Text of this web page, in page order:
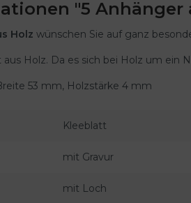
"5 Anhänger
Holz wünschen Sie auf ganz
aus Holz. Da es sich bei Holz um
53 mm, Holzstärke 4 mm
Kleeblatt
mit Gravur
mit Loch